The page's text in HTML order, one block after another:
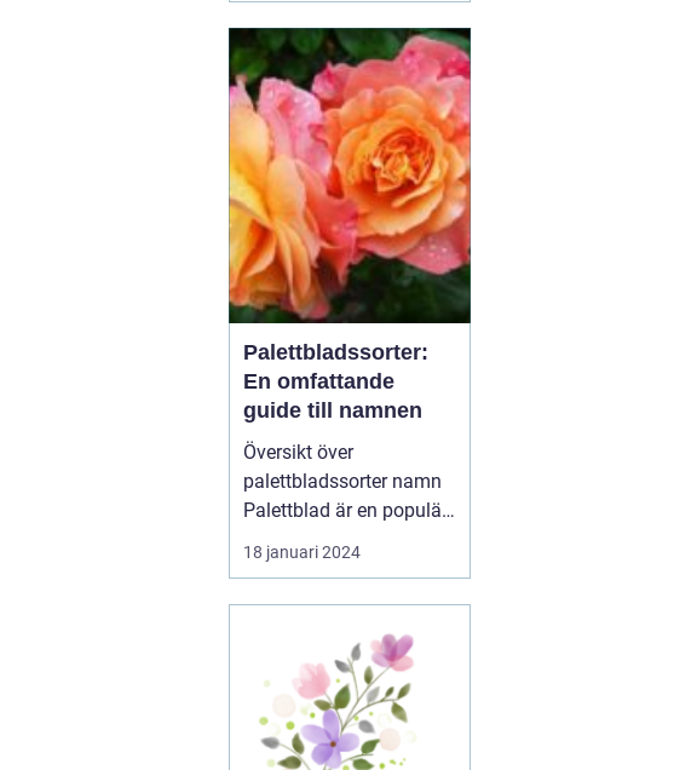
Palettbladssorter:
En omfattande
guide till namnen
Översikt över
palettbladssorter namn
Palettblad är en populär
krukväxt som blivit allt
mer eftertraktad de
många olika mönster
gör den till en favorit
bland både nybörjare
och erfarna
18 januari 2024